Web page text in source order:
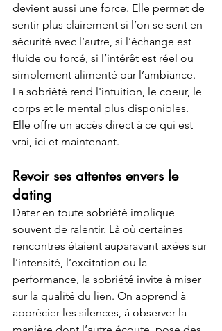
devient aussi une force. Elle permet de
sentir plus clairement si l’on se sent en
sécurité avec l’autre, si l’échange est
fluide ou forcé, si l’intérêt est réel ou
simplement alimenté par l’ambiance.
La sobriété rend l'intuition, le coeur, le
corps et le mental plus disponibles.
Elle offre un accès direct à ce qui est
vrai, ici et maintenant.
Revoir ses attentes envers le
dating
Dater en toute sobriété implique
souvent de ralentir. Là où certaines
rencontres étaient auparavant axées sur
l’intensité, l’excitation ou la
performance, la sobriété invite à miser
sur la qualité du lien. On apprend à
apprécier les silences, à observer la